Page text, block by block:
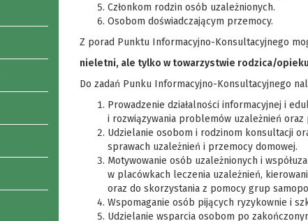
Członkom rodzin osób uzależnionych.
Osobom doświadczającym przemocy.
Z porad Punktu Informacyjno-Konsultacyjnego
nieletni, ale tylko w towarzystwie rodzica/
Do zadań Punku Informacyjno-Konsultacyjnego
Prowadzenie działalności informacyjnej i
i rozwiązywania problemów uzależnień oraz
Udzielanie osobom i rodzinom konsultacji
sprawach uzależnień i przemocy domowej.
Motywowanie osób uzależnionych i
w placówkach leczenia uzależnień,
oraz do skorzystania z pomocy grup
Wspomaganie osób pijących ryzykownie i
Udzielanie wsparcia osobom po